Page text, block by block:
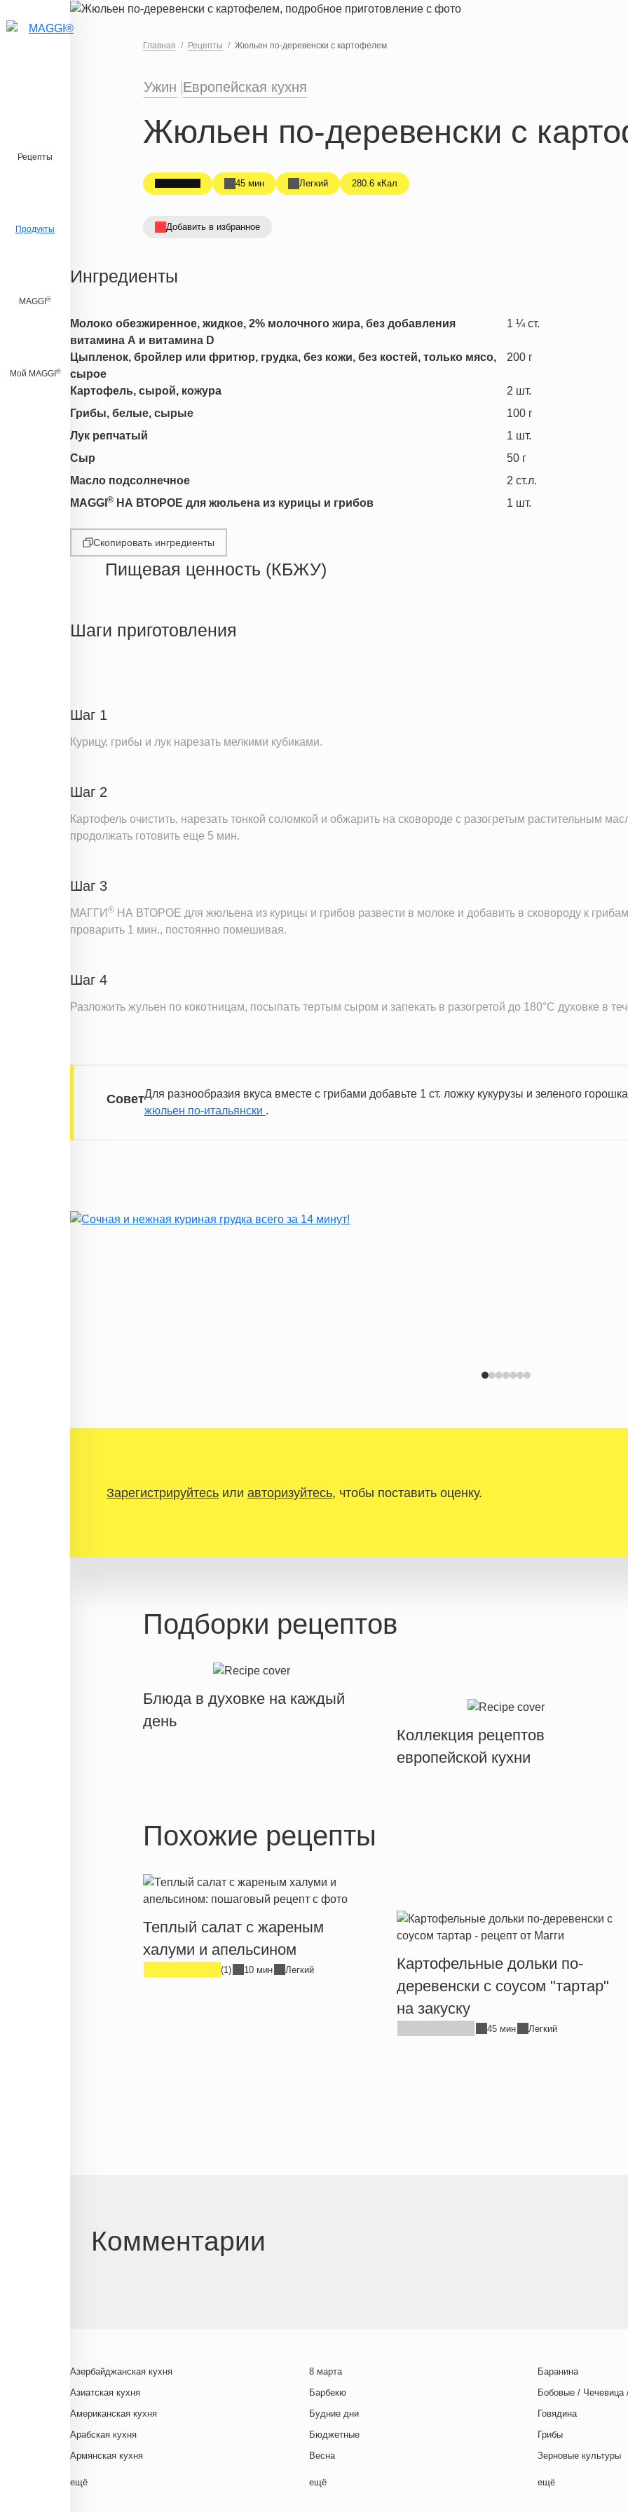
Перейти к основному содержанию
Рецепты
Продукты
MAGGI ®
Мой MAGGI ®
Главная Рецепты Жюльен по-деревенски с картофелем
Ужин Европейская кухня
Жюльен по-деревенски с
45 мин Легкий 280.6 кКал
Добавить в избранное
Ингредиенты
Молоко обезжиренное, жидкое, 2% молочного жира, без добавления
витамина А и витамина D
1 ¼ ст.
Цыпленок, бройлер или фритюр, грудка, без кожи, без костей, только мясо,
сырое
200 г
Картофель, сырой, кожура 2 шт.
Грибы, белые, сырые
100 г
Лук репчатый
1 шт.
Сыр
50 г
Масло подсолнечное
2 ст.л.
MAGGI ® НА ВТОРОЕ для жюльена из курицы и грибов 1 шт.
Скопировать ингредиенты
Пищевая ценность (КБЖУ)
Белки
Шаги приготовления
Шаг 1
Курицу, грибы и лук нарезать мелкими кубиками.
Шаг 2
Картофель очистить, нарезать тонкой соломкой и обжарить на сковороде с разогретым растительным
продолжать готовить еще 5 мин.
Шаг 3
МАГГИ ® НА ВТОРОЕ для жюльена из курицы и грибов развести в молоке и добавить в сковороду к
проварить 1 мин., постоянно помешивая.
Шаг 4
Разложить жульен по кокотницам, посыпать тертым сыром и запекать в разогретой до 180°С духовке в
СоветДля разнообразия вкуса вместе с грибами добавьте 1 ст. ложку кукурузы и зеленого
жюльен по-итальянски .
Зарегистрируйтесьили авторизуйтесь, чтобы поставить оценку.
Подборки рецептов
Блюда в духовке на каждый
день
Коллекция рецептов
европейской кухни
Похожие рецепты
Теплый салат с жареным
халуми и апельсином
(1) 10 мин Легкий
Картофельные дольки по-
деревенски с соусом "тартар"
на закуску
45 мин Легкий
Комментарии
Азербайджанская кухня
Азиатская кухня
Американская кухня
Арабская кухня
Армянская кухня
Белорусская
ещё
8 марта
Барбекю
Будние дни
Бюджетные
Весна
Выходные дни
ещё
Баранина
Бобовые / Чечевица
Говядина
Грибы
Зерновые культуры
Картофель
ещё